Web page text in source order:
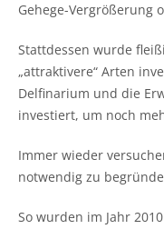
Gehege-Vergrößerung
Stattdessen wurde
„attraktivere“ Arten
Delfinarium und die
investiert, um noch
Immer wieder
notwendig zu
So wurden im Jahr